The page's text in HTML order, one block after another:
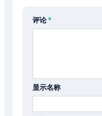
评论*
显示名称